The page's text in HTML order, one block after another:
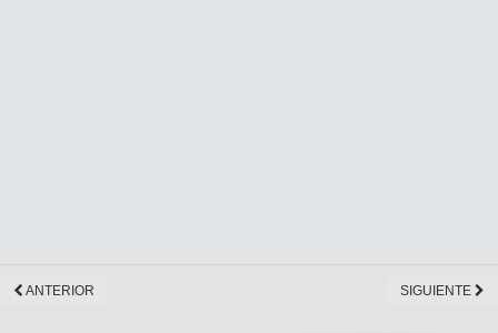
ANTERIOR SIGUIENTE